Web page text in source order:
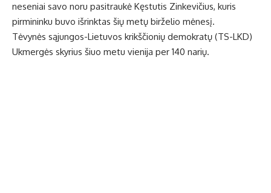
neseniai savo noru pasitraukė Kęstutis Zinkevičius, kuris
pirmininku buvo išrinktas šių metų birželio mėnesį.
Tėvynės sąjungos-Lietuvos krikščionių demokratų (TS-LKD)
Ukmergės skyrius šiuo metu vienija per 140 narių.